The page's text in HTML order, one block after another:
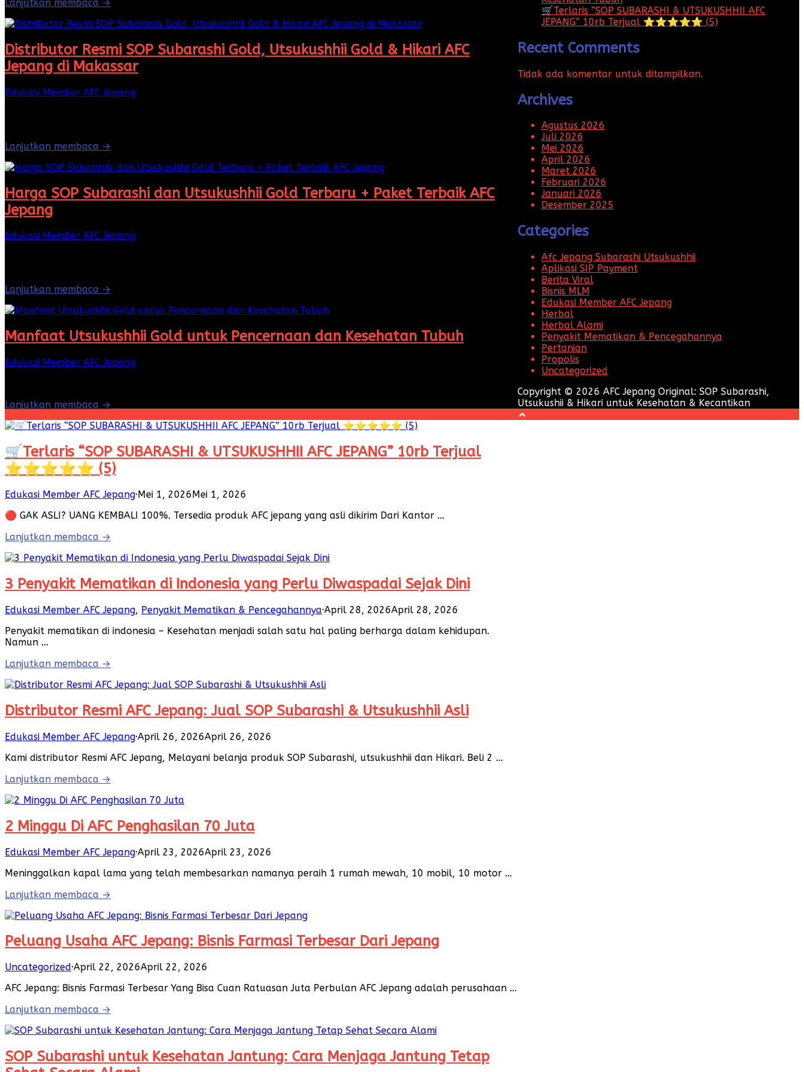
Lanjutkan membaca →
Distributor Resmi SOP Subarashi Gold, Utsukushhii Gold & Hikari AFC
Jepang di Makassar
Edukasi Member AFC Jepang
Lanjutkan membaca →
Harga SOP Subarashi dan Utsukushhii Gold Terbaru + Paket Terbaik AFC
Jepang
Edukasi Member AFC Jepang
Lanjutkan membaca →
Manfaat Utsukushhii Gold untuk Pencernaan dan Kesehatan Tubuh
Edukasi Member AFC Jepang
Lanjutkan membaca →
🛒Terlaris “SOP SUBARASHI & UTSUKUSHHII AFC JEPANG” 10rb Terjual
⭐⭐⭐⭐⭐ (5)
Edukasi Member AFC Jepang·Mei 1, 2026Mei 1, 2026
🔴 GAK ASLI? UANG KEMBALI 100%. Tersedia produk AFC jepang yang asli dikirim Dari Kantor …
Lanjutkan membaca →
3 Penyakit Mematikan di Indonesia yang Perlu Diwaspadai Sejak Dini
Edukasi Member AFC Jepang, Penyakit Mematikan & Pencegahannya·April 28, 2026April 28, 2026
Penyakit mematikan di indonesia – Kesehatan menjadi salah satu hal paling berharga dalam kehidupan.
Namun …
Lanjutkan membaca →
Distributor Resmi AFC Jepang: Jual SOP Subarashi & Utsukushhii Asli
Edukasi Member AFC Jepang·April 26, 2026April 26, 2026
Kami distributor Resmi AFC Jepang, Melayani belanja produk SOP Subarashi, utsukushhii dan Hikari. Beli 2 …
Lanjutkan membaca →
2 Minggu Di AFC Penghasilan 70 Juta
Edukasi Member AFC Jepang·April 23, 2026April 23, 2026
Meninggalkan kapal lama yang telah membesarkan namanya peraih 1 rumah mewah, 10 mobil, 10 motor …
Lanjutkan membaca →
Peluang Usaha AFC Jepang: Bisnis Farmasi Terbesar Dari Jepang
Uncategorized·April 22, 2026April 22, 2026
AFC Jepang: Bisnis Farmasi Terbesar Yang Bisa Cuan Ratuasan Juta Perbulan AFC Jepang adalah perusahaan …
Lanjutkan membaca →
SOP Subarashi untuk Kesehatan Jantung: Cara Menjaga Jantung Tetap
🛒Terlaris “SOP SUBARASHI & UTSUKUSHHII AFC
JEPANG” 10rb Terjual ⭐⭐⭐⭐⭐ (5)
Recent Comments
Tidak ada komentar untuk ditampilkan.
Archives
Agustus 2026
Juli 2026
Mei 2026
April 2026
Maret 2026
Februari 2026
Januari 2026
Desember 2025
Categories
Afc Jepang Subarashi Utsukushhii
Aplikasi SIP Payment
Berita Viral
Bisnis MLM
Edukasi Member AFC Jepang
Herbal
Herbal Alami
Penyakit Mematikan & Pencegahannya
Pertanian
Propolis
Uncategorized
Copyright © 2026 AFC Jepang Original: SOP Subarashi,
Utsukushii & Hikari untuk Kesehatan & Kecantikan